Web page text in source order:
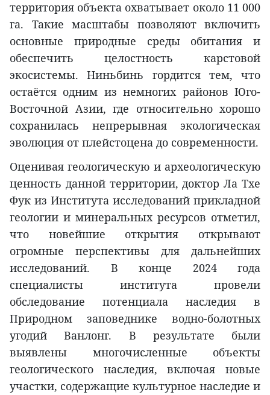
территория объекта охватывает около 11 000
га. Такие масштабы позволяют включить
основные природные среды обитания и
обеспечить целостность карстовой
экосистемы. Ниньбинь гордится тем, что
остаётся одним из немногих районов Юго-
Восточной Азии, где относительно хорошо
сохранилась непрерывная экологическая
эволюция от плейстоцена до современности.
Оценивая геологическую и археологическую
ценность данной территории, доктор Ла Тхе
Фук из Института исследований прикладной
геологии и минеральных ресурсов отметил,
что новейшие открытия открывают
огромные перспективы для дальнейших
исследований. В конце 2024 года
специалисты института провели
обследование потенциала наследия в
Природном заповеднике водно-болотных
угодий Ванлонг. В результате были
выявлены многочисленные объекты
геологического наследия, включая новые
участки, содержащие культурное наследие и